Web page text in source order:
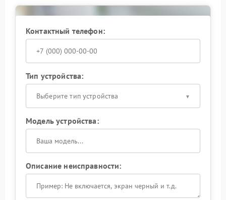
Контактный телефон:
Тип устройства:
Выберите тип устройства
Модель устройства:
Описание неисправности: